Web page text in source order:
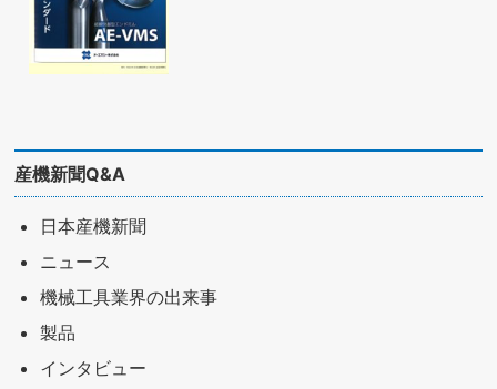
産機新聞Q&A
日本産機新聞
ニュース
機械工具業界の出来事
製品
インタビュー